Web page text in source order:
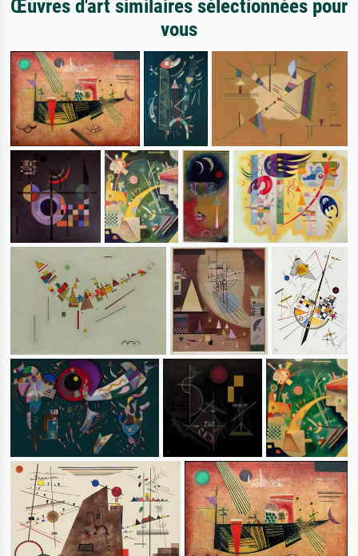
Œuvres d'art similaires sélectionnées pour
vous